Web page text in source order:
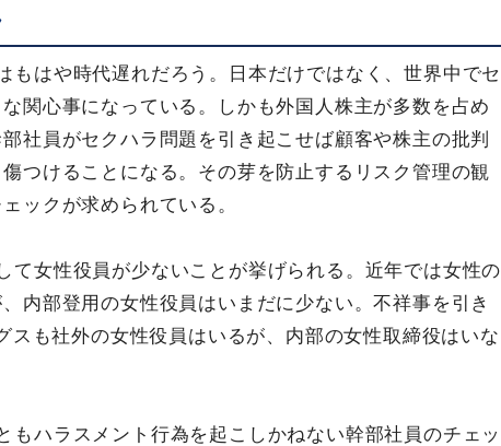
もはや時代遅れだろう。日本だけではなく、世界中でセ
関心事になっている。しかも外国人株主が多数を占め
社員がセクハラ問題を引き起こせば顧客や株主の批判
つけることになる。その芽を防止するリスク管理の観
ックが求められている。
て女性役員が少ないことが挙げられる。近年では女性の
内部登用の女性役員はいまだに少ない。不祥事を引き
スも社外の女性役員はいるが、内部の女性取締役はいな
もハラスメント行為を起こしかねない幹部社員のチェッ